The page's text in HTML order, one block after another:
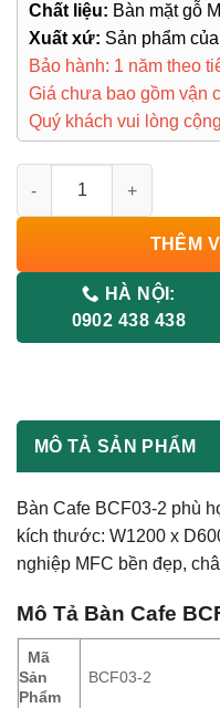
Chất liệu: Bàn mặt gỗ
Xuất xứ: Sản phẩm của
Bảo hành: 1 năm theo
Giá chưa bao gồm vận
Quý khách vui lòng
THÊM
HÀ NỘI:
0902 438 438
MÔ TẢ SẢN PHẨM
Bàn Cafe BCF03-2 phù
kích thước: W1200 x
nghiệp MFC bền đẹp,
Mô Tả Bàn Cafe
Mã
Sản
Phẩm
BCF03-2